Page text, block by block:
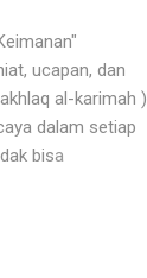
ucapan, dan
al-karimah )
dalam setiap
bisa
sebagai orang
beriman selalu